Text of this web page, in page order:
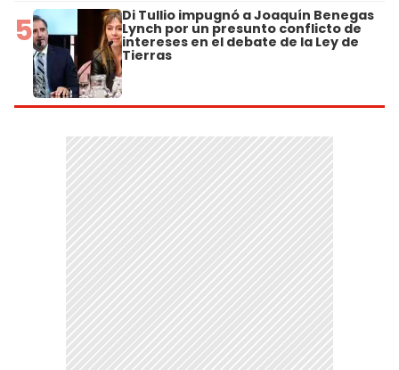
5 Di Tullio impugnó a Joaquín Benegas
Lynch por un presunto conflicto de
intereses en el debate de la Ley de
Tierras